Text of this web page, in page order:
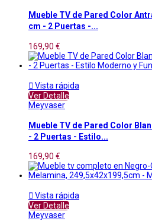
Mueble TV de Pared Color
cm - 2 Puertas -...
169,90 €
 Vista rápida
Ver Detalle
Meyvaser
Mueble TV de Pared Color
- 2 Puertas - Estilo...
169,90 €
 Vista rápida
Ver Detalle
Meyvaser